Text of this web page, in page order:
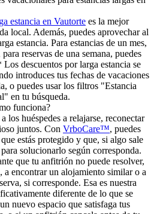
estancia en Vautorte es la mejor
local. Además, puedes aprovechar al
estancia. Para estancias de un mes,
reservas de una semana, puedes
descuentos por larga estancia se
introduces tus fechas de vacaciones
o puedes usar los filtros "Estancia
en tu búsqueda.
funciona?
los huéspedes a relajarse, reconectar
juntos. Con VrboCare™, puedes
estás protegido y que, si algo sale
solucionarlo según corresponda.
que tu anfitrión no puede resolver,
a encontrar un alojamiento similar o a
si corresponde. Esa es nuestra
diferente de lo que se
nuevo espacio que satisfaga tus